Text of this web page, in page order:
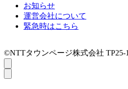
お知らせ
運営会社について
緊急時はこちら
©NTTタウンページ株式会社 TP25-